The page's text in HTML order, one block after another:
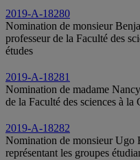
2019-A-18280
Nomination de monsieur
professeur de la Faculté des
études
2019-A-18281
Nomination de madame
de la Faculté des sciences à la
2019-A-18282
Nomination de monsieur Ugo
représentant les groupes